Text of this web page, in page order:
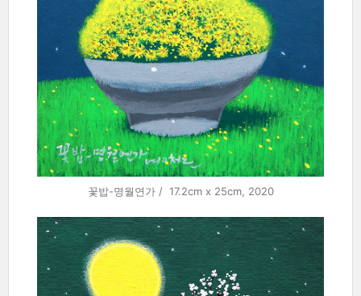
꽃밥-명월연가 / 17.2cm x 25cm, 2020